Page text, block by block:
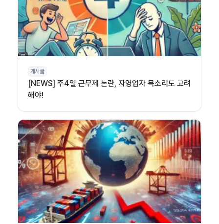
게시글
[NEWS] 주4일 근무제 논란, 자영업자 목소리도 고려
해야!